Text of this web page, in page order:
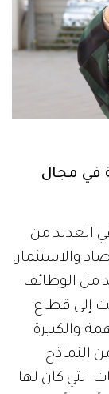
في مجال
العديد من
والاستثمار،
من الوظائف
إلى قطاع
والكبيرة
النماذج
التي كان لها